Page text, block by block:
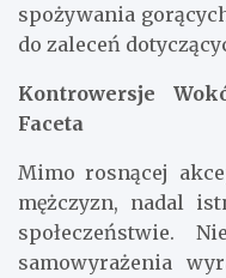
spożywania
do zaleceń
Kontrowersje
Faceta
Mimo rosnącej
mężczyzn, nadal
społeczeństwie.
samowyrażenia